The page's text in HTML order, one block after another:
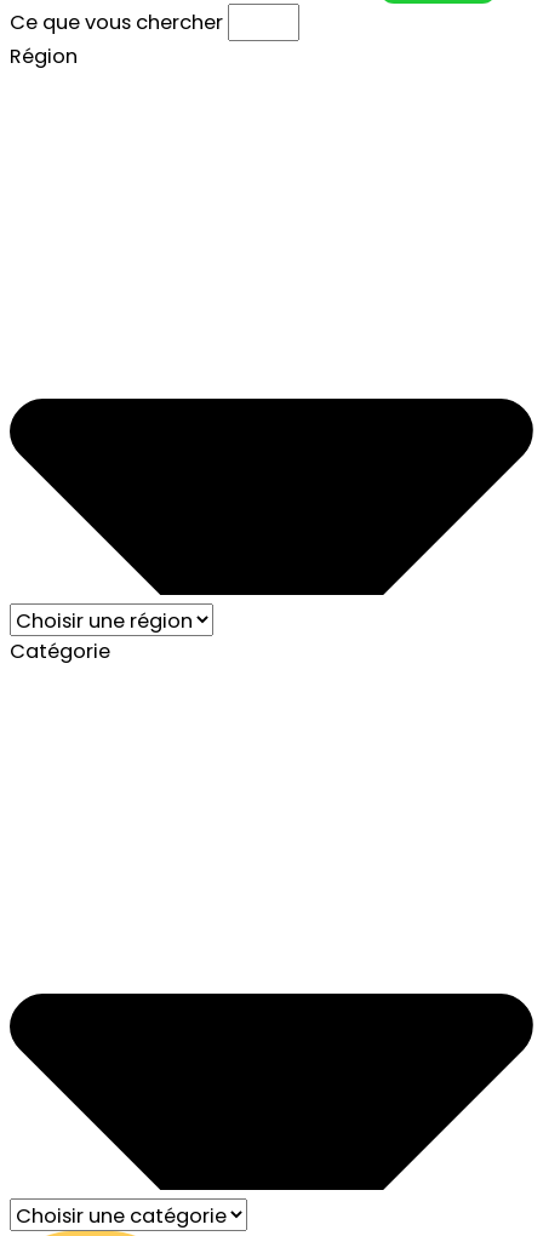
Ce que vous chercher
Région
Catégorie